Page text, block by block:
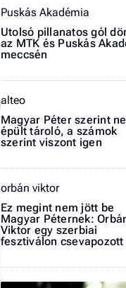
Puskás Akadémia
Utolsó pillanatos gól
az MTK és Puskás
meccsén
alteo
Magyar Péter szerint
épült tároló, a számok
szerint viszont igen
orbán viktor
Ez megint nem jött be
Magyar Péternek:
Viktor egy szerbiai
fesztiválon csevapozott